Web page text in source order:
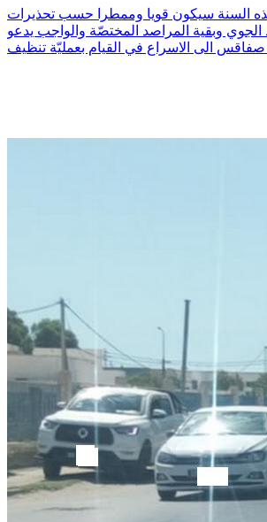
السنة سيكون قويا وممطرا حسب تحذيرات
الجوي وبقية المراصد المختصّة والواجب يدعو